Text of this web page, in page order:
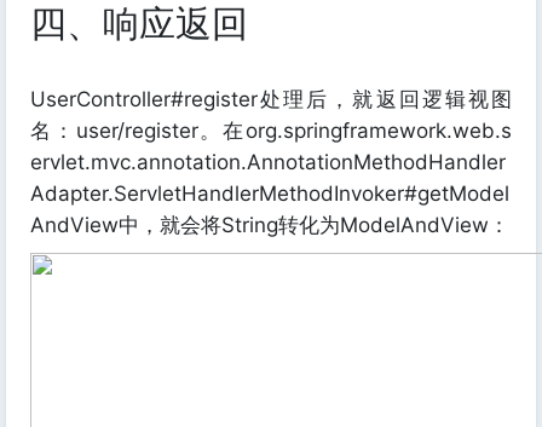
四、响应返回
UserController#register处理后，就返回逻辑视图
名：user/register。在org.springframework.web.s
ervlet.mvc.annotation.AnnotationMethodHandler
Adapter.ServletHandlerMethodInvoker#getModel
AndView中，就会将String转化为ModelAndView：